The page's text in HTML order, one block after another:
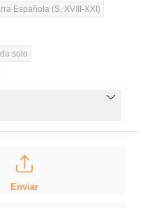
Española (S. XVIII-XXI)
solo
Enviar